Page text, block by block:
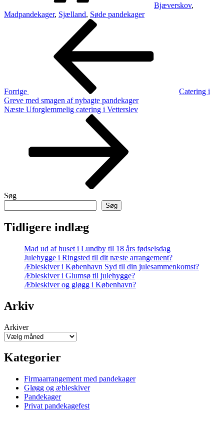
Bjæverskov,
Madpandekager, Sjælland, Søde pandekager
Indlægsnavigation
Forrige
Catering i
Greve med smagen af nybagte pandekager
Næste
Næste Uforglemmelig catering i Vetterslev
Søg
Søg
Tidligere indlæg
Mad ud af huset i Lundby til 18 års fødselsdag
Julehygge i Ringsted til dit næste arrangement?
Æbleskiver i København Syd til din julesammenkomst?
Æbleskiver i Glumsø til julehygge?
Æbleskiver og gløgg i København?
Arkiv
Arkiver
Kategorier
Firmaarrangement med pandekager
Gløgg og æbleskiver
Pandekager
Privat pandekagefest